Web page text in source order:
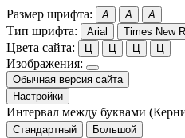
Размер шрифта: A A A
Тип шрифта: Arial Times New
Цвета сайта: Ц Ц Ц Ц
Изображения:
Обычная версия сайта
Настройки
Интервал между буквами
Стандартный
Большой